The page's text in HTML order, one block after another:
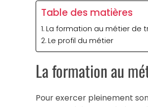
Table des matières
La formation au métier de
Le profil du métier
La formation au
Pour exercer pleinement